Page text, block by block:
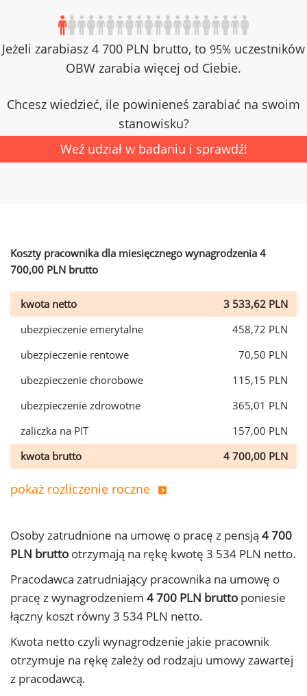
Jeżeli zarabiasz 4 700 PLN brutto, to 95% uczestników
OBW zarabia więcej od Ciebie.
Chcesz wiedzieć, ile powinieneś zarabiać na swoim
stanowisku?
Weź udział w badaniu i sprawdź!
Koszty pracownika dla miesięcznego wynagrodzenia 4
700,00 PLN brutto
kwota netto
3 533,62 PLN
ubezpieczenie emerytalne
458,72 PLN
ubezpieczenie rentowe
70,50 PLN
ubezpieczenie chorobowe
115,15 PLN
ubezpieczenie zdrowotne
365,01 PLN
zaliczka na PIT
157,00 PLN
kwota brutto
4 700,00 PLN
pokaż rozliczenie roczne
Osoby zatrudnione na umowę o pracę z pensją 4 700
PLN brutto otrzymają na rękę kwotę 3 534 PLN netto.
Pracodawca zatrudniający pracownika na umowę o
pracę z wynagrodzeniem 4 700 PLN brutto poniesie
łączny koszt równy 3 534 PLN netto.
Kwota netto czyli wynagrodzenie jakie pracownik
otrzymuje na rękę zależy od rodzaju umowy zawartej
z pracodawcą.